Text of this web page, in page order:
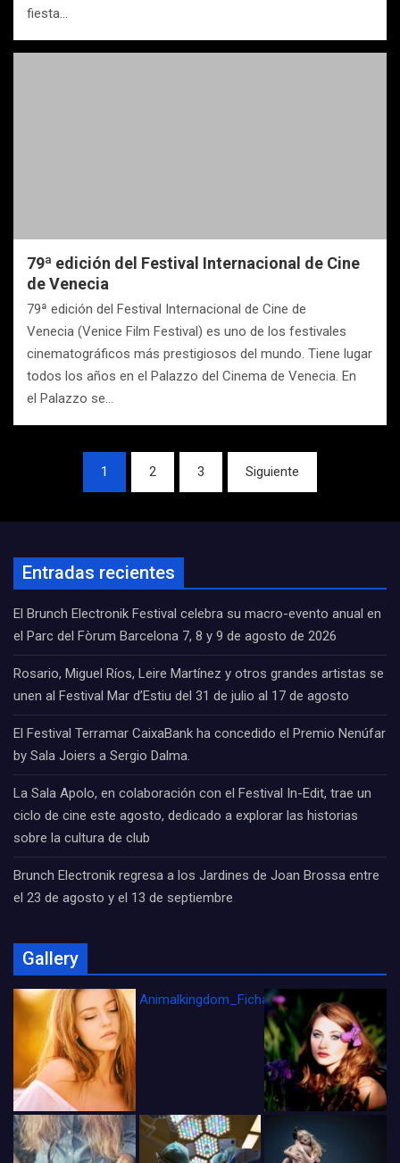
fiesta…
79ª edición del Festival Internacional de Cine
de Venecia
79ª edición del Festival Internacional de Cine de
Venecia (Venice Film Festival) es uno de los festivales
cinematográficos más prestigiosos del mundo. Tiene lugar
todos los años en el Palazzo del Cinema de Venecia. En
el Palazzo se…
Navegación
entradas
1 2 3 Siguiente
Entradas recientes
El Brunch Electronik Festival celebra su macro-evento anual en
el Parc del Fòrum Barcelona 7, 8 y 9 de agosto de 2026
Rosario, Miguel Ríos, Leire Martínez y otros grandes artistas se
unen al Festival Mar d’Estiu del 31 de julio al 17 de agosto
El Festival Terramar CaixaBank ha concedido el Premio Nenúfar
by Sala Joiers a Sergio Dalma.
La Sala Apolo, en colaboración con el Festival In-Edit, trae un
ciclo de cine este agosto, dedicado a explorar las historias
sobre la cultura de club
Brunch Electronik regresa a los Jardines de Joan Brossa entre
el 23 de agosto y el 13 de septiembre
Gallery
Animalkingdom_FichaCine